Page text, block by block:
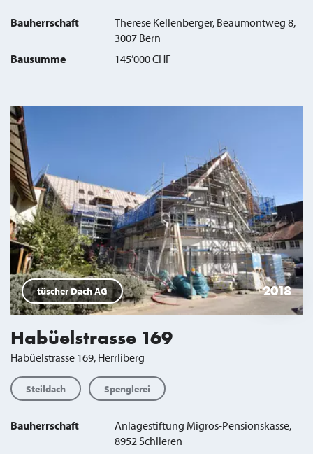
Bauherrschaft
Therese Kellenberger, Beaumontweg 8,
3007 Bern
Bausumme
145’000 CHF
tüscher Dach AG 2018
Habüelstrasse 169
Habüelstrasse 169, Herrliberg
Steildach Spenglerei
Bauherrschaft
Anlagestiftung Migros-Pensionskasse,
8952 Schlieren